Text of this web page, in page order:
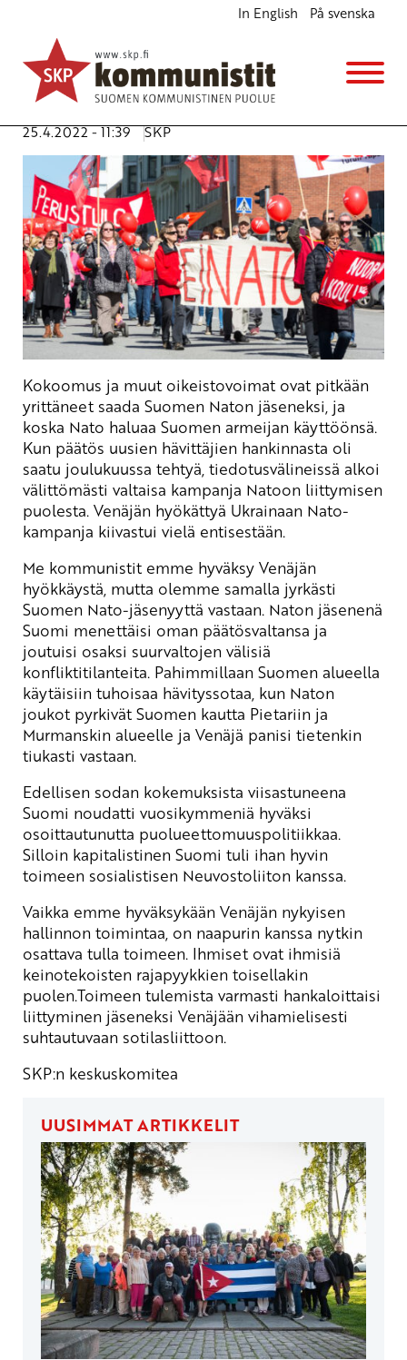
In English På svenska
Kommunistit vastustavat Nato-jäsenyyttä
Ajankohtaista
Kannanotot
Avainsanat:armeija,liitoutumattomuus,
25.4.2022 - 11:39
SKP
Kokoomus ja muut oikeistovoimat ovat pitkään
yrittäneet saada Suomen Naton jäseneksi, ja
koska Nato haluaa Suomen armeijan käyttöönsä.
Kun päätös uusien hävittäjien hankinnasta oli
saatu joulukuussa tehtyä, tiedotusvälineissä alkoi
välittömästi valtaisa kampanja Natoon liittymisen
puolesta. Venäjän hyökättyä Ukrainaan Nato-
kampanja kiivastui vielä entisestään.
Me kommunistit emme hyväksy Venäjän
hyökkäystä, mutta olemme samalla jyrkästi
Suomen Nato-jäsenyyttä vastaan. Naton jäsenenä
Suomi menettäisi oman päätösvaltansa ja
joutuisi osaksi suurvaltojen välisiä
konfliktitilanteita. Pahimmillaan Suomen alueella
käytäisiin tuhoisaa hävityssotaa, kun Naton
joukot pyrkivät Suomen kautta Pietariin ja
Murmanskin alueelle ja Venäjä panisi tietenkin
tiukasti vastaan.
Edellisen sodan kokemuksista viisastuneena
Suomi noudatti vuosikymmeniä hyväksi
osoittautunutta puolueettomuuspolitiikkaa.
Silloin kapitalistinen Suomi tuli ihan hyvin
toimeen sosialistisen Neuvostoliiton kanssa.
Vaikka emme hyväksykään Venäjän nykyisen
hallinnon toimintaa, on naapurin kanssa nytkin
osattava tulla toimeen. Ihmiset ovat ihmisiä
keinotekoisten rajapyykkien toisellakin
puolen.Toimeen tulemista varmasti hankaloittaisi
liittyminen jäseneksi Venäjään vihamielisesti
suhtautuvaan sotilasliittoon.
SKP:n keskuskomitea
UUSIMMAT ARTIKKELIT